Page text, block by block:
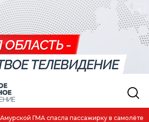
ГМА спасла пассажирку в самолёте